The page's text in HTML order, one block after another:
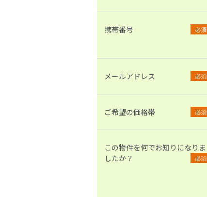
携帯番号
必須
メールアドレス 必須
ご希望の価格帯 必須
この物件を何でお知りになりま
したか？
必須